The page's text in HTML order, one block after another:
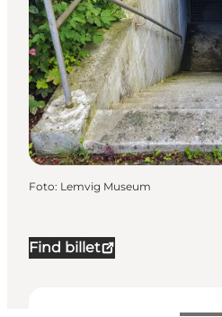
Find billet
Foto: Lemvig Museum